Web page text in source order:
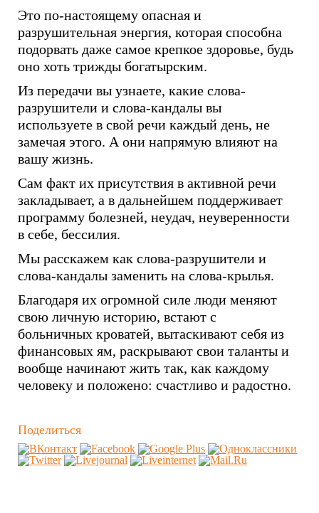
Это по-настоящему опасная и
разрушительная энергия, которая способна
подорвать даже самое крепкое здоровье, будь
оно хоть трижды богатырским.
Из передачи вы узнаете, какие слова-
разрушители и слова-кандалы вы
используете в свой речи каждый день, не
замечая этого. А они напрямую влияют на
вашу жизнь.
Сам факт их присутствия в активной речи
закладывает, а в дальнейшем поддерживает
программу болезней, неудач, неуверенности
в себе, бессилия.
Мы расскажем как слова-разрушители и
слова-кандалы заменить на слова-крылья.
Благодаря их огромной силе люди меняют
свою личную историю, встают с
больничных кроватей, вытаскивают себя из
финансовых ям, раскрывают свои таланты и
вообще начинают жить так, как каждому
человеку и положено: счастливо и радостно.
Поделиться